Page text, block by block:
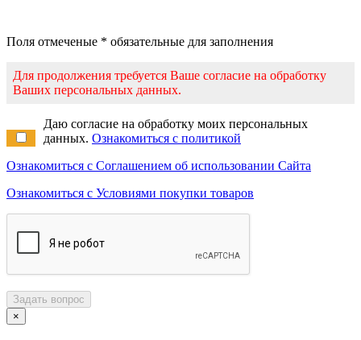
Поля отмеченые * обязательные для заполнения
Для продолжения требуется Ваше согласие на обработку
Ваших персональных данных.
Даю согласие на обработку моих персональных
данных. Ознакомиться с политикой
Ознакомиться с Соглашением об использовании Сайта
Ознакомиться с Условиями покупки товаров
Задать вопрос
×